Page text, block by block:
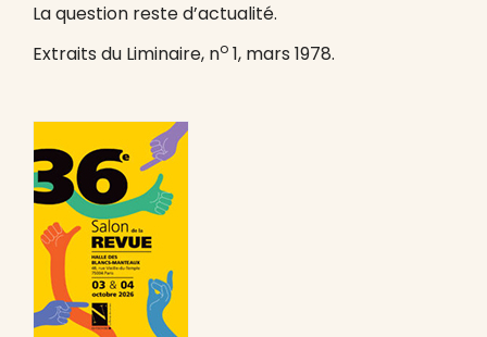
La question reste d’actualité.
Extraits du Liminaire, no 1, mars 1978.